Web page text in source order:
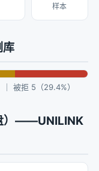
样本
被拒 5（29.4%）
）——UNILINK